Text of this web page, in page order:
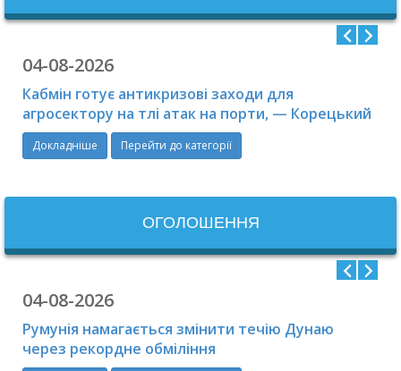
04-08-2026
Кабмін готує антикризові заходи для
агросектору на тлі атак на порти, — Корецький
Докладніше Перейти до категорії
ОГОЛОШЕННЯ
04-08-2026
Румунія намагається змінити течію Дунаю
через рекордне обміління